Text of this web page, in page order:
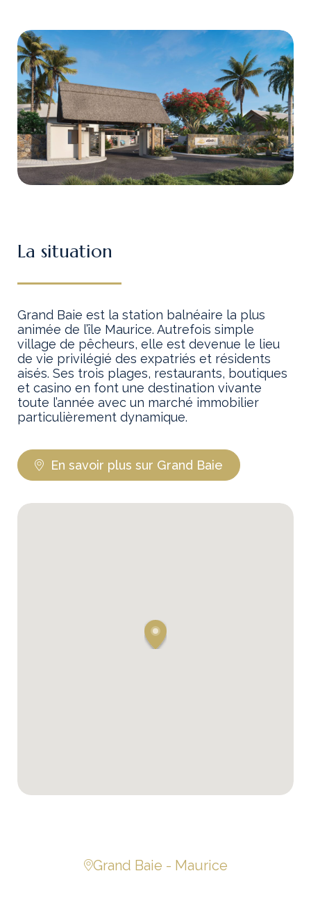
La situation
Grand Baie est la station balnéaire la plus
animée de l’île Maurice. Autrefois simple
village de pêcheurs, elle est devenue le lieu
de vie privilégié des expatriés et résidents
aisés. Ses trois plages, restaurants, boutiques
et casino en font une destination vivante
toute l’année avec un marché immobilier
particulièrement dynamique.
En savoir plus sur Grand Baie
Grand Baie - Maurice